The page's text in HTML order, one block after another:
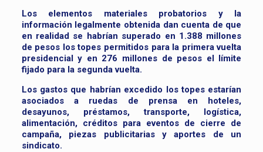
Los elementos materiales probatorios y la
información legalmente obtenida dan cuenta de que
en realidad se habrían superado en 1.388 millones
de pesos los topes permitidos para la primera vuelta
presidencial y en 276 millones de pesos el límite
fijado para la segunda vuelta.
Los gastos que habrían excedido los topes estarían
asociados a ruedas de prensa en hoteles,
desayunos, préstamos, transporte, logística,
alimentación, créditos para eventos de cierre de
campaña, piezas publicitarias y aportes de un
sindicato.